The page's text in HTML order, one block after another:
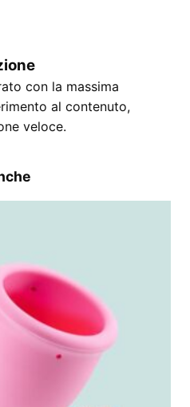
con la massima
al contenuto,
veloce.